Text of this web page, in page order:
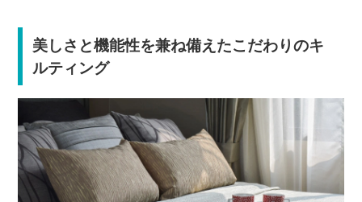
美しさと機能性を兼ね備えたこだわりのキ
ルティング